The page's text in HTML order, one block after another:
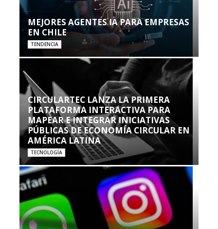
MEJORES AGENTES IA PARA EMPRESAS
EN CHILE
TENDENCIA
CIRCULARTEC LANZA LA PRIMERA
PLATAFORMA INTERACTIVA PARA
MAPEAR E INTEGRAR INICIATIVAS
PÚBLICAS DE ECONOMÍA CIRCULAR EN
AMÉRICA LATINA
TECNOLOGÍA